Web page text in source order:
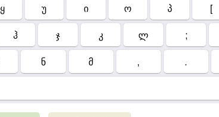
ყ უ ი ო პ [
ჰ ჯ კ ლ ;
ნ მ , .